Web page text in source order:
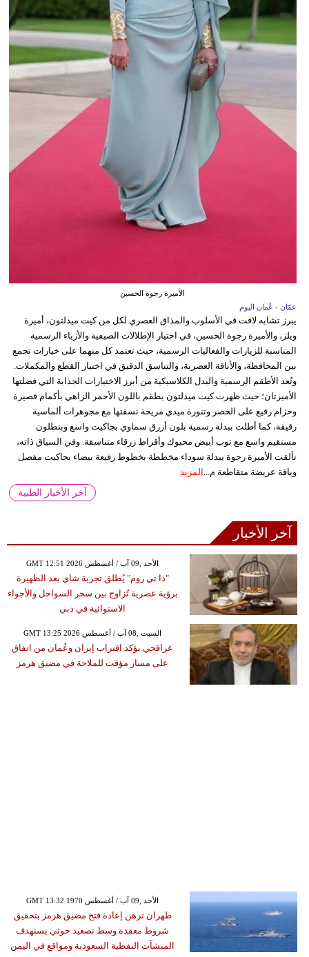
الأميرة رجوة الحسين
عمّان - عُمان اليوم
يبرز تشابه لافت في الأسلوب والمذاق العصري لكل من كيت ميدلتون، أميرة
ويلز، والأميرة رجوة الحسين، في اختيار الإطلالات الصيفية والأزياء الرسمية
المناسبة للزيارات والفعاليات الرسمية، حيث تعتمد كل منهما على خيارات تجمع
بين المحافظة، والأناقة العصرية، والتناسق الدقيق في اختيار القطع والمكملات.
وتُعد الأطقم الرسمية والبدل الكلاسيكية من أبرز الاختيارات الجذابة التي فضلتها
الأميرتان؛ حيث ظهرت كيت ميدلتون بطقم باللون الأحمر الزاهي بأكمام قصيرة
وحزام رفيع على الخصر وتنورة ميدي مريحة نسقتها مع مجوهرات ألماسية
رقيقة، كما أطلت ببدلة رسمية بلون أزرق سماوي بجاكيت واسع وبنطلون
مستقيم واسع مع توب أبيض محبوك وأقراط زرقاء متناسقة. وفي السياق ذاته،
تألقت الأميرة رجوة ببدلة سوداء مخططة بخطوط رفيعة بيضاء بجاكيت مفصل
وياقة عريضة متقاطعة م... المزيد
آخر الأخبار الطبية
آخر الأخبار
GMT 12:51 2026 الأحد ,09 آب / أغسطس
"ذا تي روم" يُطلق تجربة شاي بعد الظهيرة
برؤية عصرية تُزاوج بين سحر السواحل والأجواء
الاستوائية في دبي
GMT 13:25 2026 السبت ,08 آب / أغسطس
عراقجي يؤكد اقتراب إيران وعُمان من اتفاق
على مسار مؤقت للملاحة في مضيق هرمز
GMT 13:32 1970 الأحد ,09 آب / أغسطس
طهران ترهن إعادة فتح مضيق هرمز بتحقيق
شروط معقدة وسط تصعيد حوثي يستهدف
المنشآت النفطية السعودية ومواقع في اليمن